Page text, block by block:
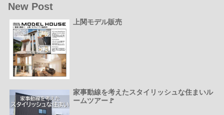
New Post
上関モデル販売
家事動線を考えたスタイリッシュな住まいル
ームツアー🚩